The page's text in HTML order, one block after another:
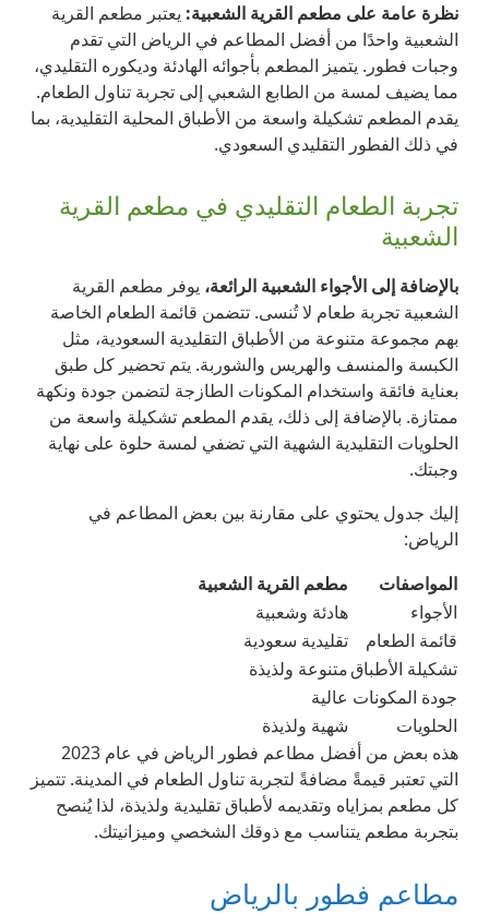
نظرة عامة على مطعم القرية الشعبية: يعتبر مطعم القرية
الشعبية واحدًا من أفضل المطاعم في الرياض التي تقدم
وجبات فطور. يتميز المطعم بأجوائه الهادئة وديكوره التقليدي،
مما يضيف لمسة من الطابع الشعبي إلى تجربة تناول الطعام.
يقدم المطعم تشكيلة واسعة من الأطباق المحلية التقليدية، بما
في ذلك الفطور التقليدي السعودي.
تجربة الطعام التقليدي في مطعم القرية
الشعبية
بالإضافة إلى الأجواء الشعبية الرائعة، يوفر مطعم القرية
الشعبية تجربة طعام لا تُنسى. تتضمن قائمة الطعام الخاصة
بهم مجموعة متنوعة من الأطباق التقليدية السعودية، مثل
الكبسة والمنسف والهريس والشوربة. يتم تحضير كل طبق
بعناية فائقة واستخدام المكونات الطازجة لتضمن جودة ونكهة
ممتازة. بالإضافة إلى ذلك، يقدم المطعم تشكيلة واسعة من
الحلويات التقليدية الشهية التي تضفي لمسة حلوة على نهاية
وجبتك.
إليك جدول يحتوي على مقارنة بين بعض المطاعم في
الرياض:
المواصفات
مطعم القرية الشعبية
الأجواء
هادئة وشعبية
قائمة الطعام
تقليدية سعودية
تشكيلة الأطباقمتنوعة ولذيذة
جودة المكونات عالية
الحلويات
شهية ولذيذة
هذه بعض من أفضل مطاعم فطور الرياض في عام 2023
التي تعتبر قيمةً مضافةً لتجربة تناول الطعام في المدينة. تتميز
كل مطعم بمزاياه وتقديمه لأطباق تقليدية ولذيذة، لذا يُنصح
بتجربة مطعم يتناسب مع ذوقك الشخصي وميزانيتك.
مطاعم فطور بالرياض